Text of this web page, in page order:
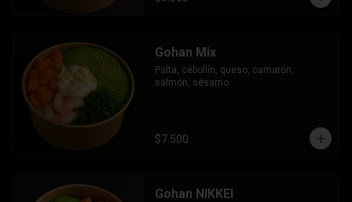
Gohan Mix
Palta, cebollín, queso, camarón,
salmón, sésamo.
$7.500
Gohan NIKKEI